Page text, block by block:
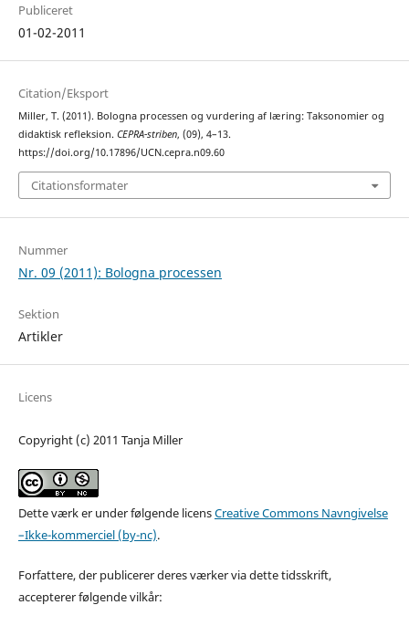
Publiceret
01-02-2011
Citation/Eksport
Miller, T. (2011). Bologna processen og vurdering af læring: Taksonomier og
didaktisk refleksion. CEPRA-striben, (09), 4–13.
https://doi.org/10.17896/UCN.cepra.n09.60
Citationsformater
Nummer
Nr. 09 (2011): Bologna processen
Sektion
Artikler
Licens
Copyright (c) 2011 Tanja Miller
Dette værk er under følgende licensCreative Commons Navngivelse
–Ikke-kommerciel (by-nc).
Forfattere, der publicerer deres værker via dette tidsskrift,
accepterer følgende vilkår: